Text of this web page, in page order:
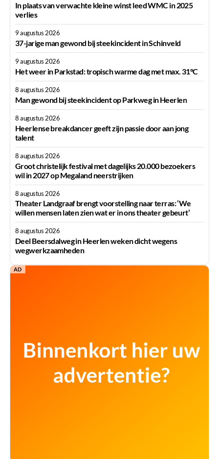
In plaats van verwachte kleine winst leed WMC in 2025
verlies
9 augustus 2026
37-jarige man gewond bij steekincident in Schinveld
9 augustus 2026
Het weer in Parkstad: tropisch warme dag met max. 31°C
8 augustus 2026
Man gewond bij steekincident op Parkweg in Heerlen
8 augustus 2026
Heerlense breakdancer geeft zijn passie door aan jong
talent
8 augustus 2026
Groot christelijk festival met dagelijks 20.000 bezoekers
wil in 2027 op Megaland neerstrijken
8 augustus 2026
Theater Landgraaf brengt voorstelling naar terras: ‘We
willen mensen laten zien wat er in ons theater gebeurt’
8 augustus 2026
Deel Beersdalweg in Heerlen weken dicht wegens
wegwerkzaamheden
AD